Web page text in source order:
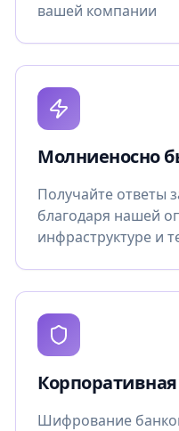
вашей компании
Молниеносно
Получайте ответы
благодаря нашей
инфраструктуре и
Корпоративная
Шифрование